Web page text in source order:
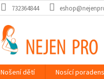
732364844
Nošení dětí Nosící